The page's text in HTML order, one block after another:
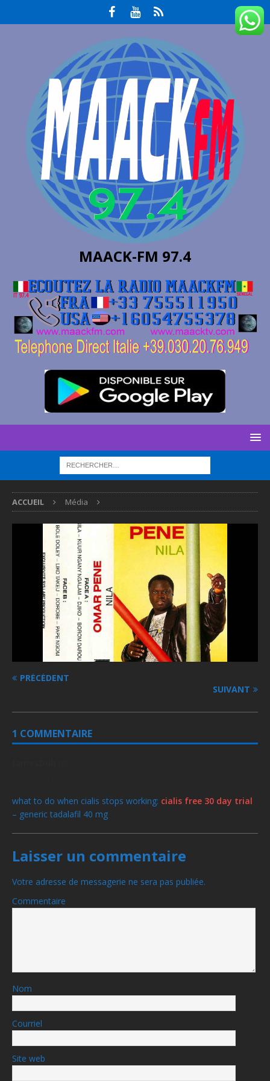
MAACK-FM 97.4
ACCUEIL Média
PRÉCÉDENT
SUIVANT
1 COMMENTAIRE
what to do when cialis stops working: cialis free 30 day trial
– generic tadalafil 40 mg
Laisser un commentaire
Votre adresse de messagerie ne sera pas publiée.
Commentaire
Nom
Courriel
Site web